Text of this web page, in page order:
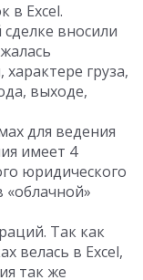
в Excel.
вносили
груза,
выходе,
для ведения
имеет 4
юридического
«облачной»
Так как
велась в Excel,
так же